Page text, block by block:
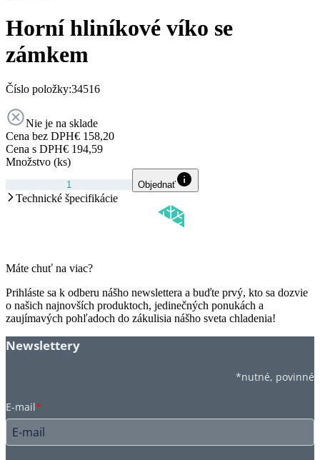
Horní hliníkové víko se
zámkem
Číslo položky:34516
Nie je na sklade
Cena bez DPH€ 158,20
Cena s DPH€ 194,59
Množstvo (ks)
Objednať
Technické špecifikácie
Máte chuť na viac?
Prihláste sa k odberu nášho newslettera a buďte prvý, kto sa dozvie
o našich najnovších produktoch, jedinečných ponukách a
zaujímavých pohľadoch do zákulisia nášho sveta chladenia!
Newslettery
*nutné, povinné
E-mail*